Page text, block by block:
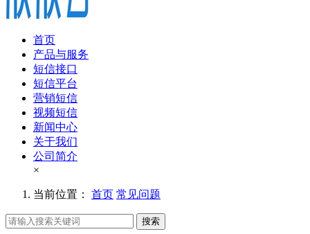
首页
产品与服务
短信接口
短信平台
营销短信
视频短信
新闻中心
关于我们
公司简介
×
当前位置： 首页 常见问题
搜索